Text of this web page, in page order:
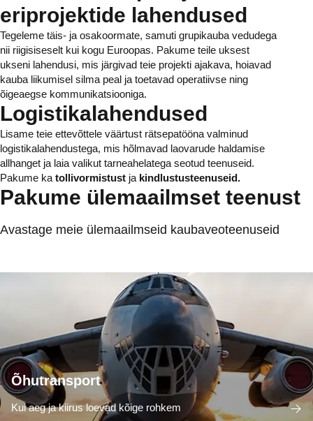
eriprojektide lahendused
Tegeleme täis- ja osakoormate, samuti grupikauba vedudega
nii riigisiseselt kui kogu Euroopas. Pakume teile uksest
ukseni lahendusi, mis järgivad teie projekti ajakava, hoiavad
kauba liikumisel silma peal ja toetavad operatiivse ning
õigeaegse kommunikatsiooniga.
Logistikalahendused
Lisame teie ettevõttele väärtust rätsepatööna valminud
logistikalahendustega, mis hõlmavad laovarude haldamise
allhanget ja laia valikut tarneahelatega seotud teenuseid.
Pakume ka tollivormistust ja kindlustusteenuseid.
Pakume ülemaailmset teenust
Avastage meie ülemaailmseid kaubaveoteenuseid
Õhutransport
Kui aeg ja kiirus loevad kõige rohkem